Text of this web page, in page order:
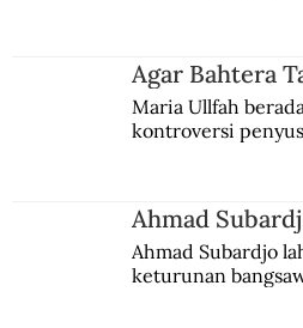
Agar Bahtera
Maria Ullfah
kontroversi
Ahmad
Ahmad Subardjo
keturunan